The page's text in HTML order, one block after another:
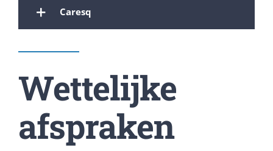
Caresq
Wettelijke
afspraken